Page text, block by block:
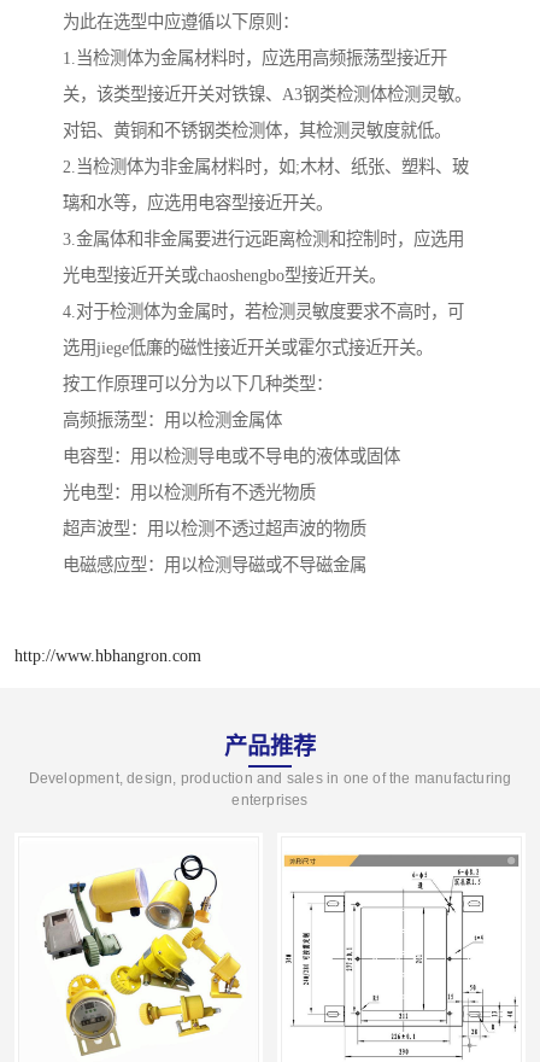
为此在选型中应遵循以下原则：
1.当检测体为金属材料时，应选用高频振荡型接近开
关，该类型接近开关对铁镍、A3钢类检测体检测灵敏。
对铝、黄铜和不锈钢类检测体，其检测灵敏度就低。
2.当检测体为非金属材料时，如;木材、纸张、塑料、玻
璃和水等，应选用电容型接近开关。
3.金属体和非金属要进行远距离检测和控制时，应选用
光电型接近开关或chaoshengbo型接近开关。
4.对于检测体为金属时，若检测灵敏度要求不高时，可
选用jiege低廉的磁性接近开关或霍尔式接近开关。
按工作原理可以分为以下几种类型：
高频振荡型：用以检测金属体
电容型：用以检测导电或不导电的液体或固体
光电型：用以检测所有不透光物质
超声波型：用以检测不透过超声波的物质
电磁感应型：用以检测导磁或不导磁金属
http://www.hbhangron.com
产品推荐
Development, design, production and sales in one of the manufacturing
enterprises